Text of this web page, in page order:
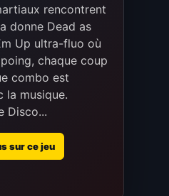
rencontrent
donne Dead as
Up ultra-fluo où
chaque coup
combo est
la musique.
Disco...
sur ce jeu